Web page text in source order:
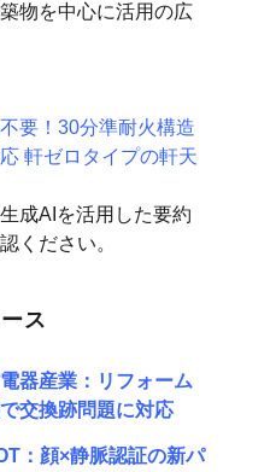
物を中心に活用の広
要！30分準耐火構造
軒ゼロタイプの軒天
成AIを活用した要約
ください。
ス
器産業：リフォーム
交換跡問題に対応
：顔×静脈認証の新パ